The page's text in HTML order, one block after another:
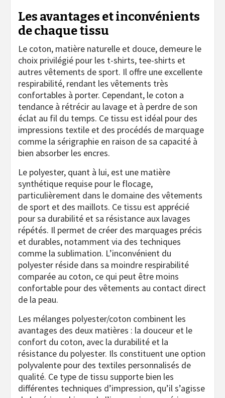
Les avantages et inconvénients
de chaque tissu
Le coton, matière naturelle et douce, demeure le
choix privilégié pour les t-shirts, tee-shirts et
autres vêtements de sport. Il offre une excellente
respirabilité, rendant les vêtements très
confortables à porter. Cependant, le coton a
tendance à rétrécir au lavage et à perdre de son
éclat au fil du temps. Ce tissu est idéal pour des
impressions textile et des procédés de marquage
comme la sérigraphie en raison de sa capacité à
bien absorber les encres.
Le polyester, quant à lui, est une matière
synthétique requise pour le flocage,
particulièrement dans le domaine des vêtements
de sport et des maillots. Ce tissu est apprécié
pour sa durabilité et sa résistance aux lavages
répétés. Il permet de créer des marquages précis
et durables, notamment via des techniques
comme la sublimation. L’inconvénient du
polyester réside dans sa moindre respirabilité
comparée au coton, ce qui peut être moins
confortable pour des vêtements au contact direct
de la peau.
Les mélanges polyester/coton combinent les
avantages des deux matières : la douceur et le
confort du coton, avec la durabilité et la
résistance du polyester. Ils constituent une option
polyvalente pour des textiles personnalisés de
qualité. Ce type de tissu supporte bien les
différentes techniques d’impression, qu’il s’agisse